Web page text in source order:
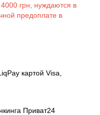
грн, нуждаются в
предоплате в
картой Visa,
Приват24